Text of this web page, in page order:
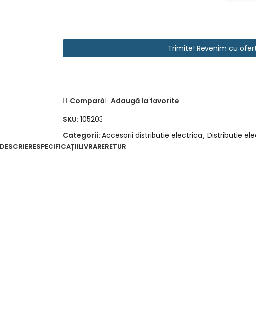
Trimite! Revenim cu
Compară
Adaugă la favorite
SKU: 105203
Categorii: Accesorii distributie electrica, Distributie
DESCRIERESPECIFICAȚIILIVRARERETUR